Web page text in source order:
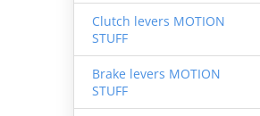
Clutch levers MOTION
STUFF
Brake levers MOTION
STUFF